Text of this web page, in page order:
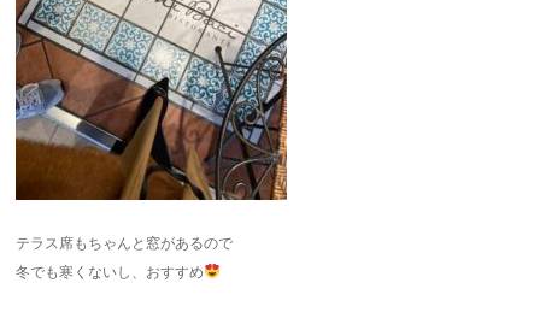
テラス席もちゃんと窓があるので
冬でも寒くないし、おすすめ